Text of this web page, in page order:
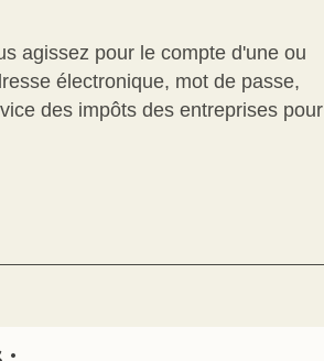
agissez pour le compte d'une ou
électronique, mot de passe,
des impôts des entreprises pour